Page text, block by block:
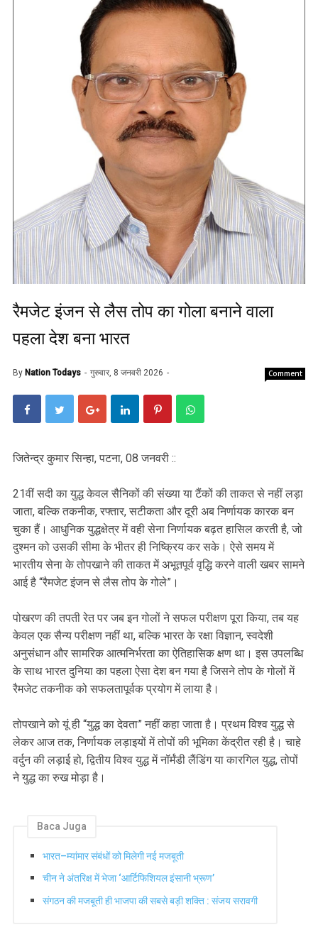
रैमजेट इंजन से लैस तोप का गोला बनाने वाला
पहला देश बना भारत
By Nation Todays गुरुवार, 8 जनवरी 2026 Comment
जितेन्द्र कुमार सिन्हा, पटना, 08 जनवरी ::
21वीं सदी का युद्ध केवल सैनिकों की संख्या या टैंकों की ताकत से नहीं लड़ा
जाता, बल्कि तकनीक, रफ्तार, सटीकता और दूरी अब निर्णायक कारक बन
चुका हैं। आधुनिक युद्धक्षेत्र में वही सेना निर्णायक बढ़त हासिल करती है, जो
दुश्मन को उसकी सीमा के भीतर ही निष्क्रिय कर सके। ऐसे समय में
भारतीय सेना के तोपखाने की ताकत में अभूतपूर्व वृद्धि करने वाली खबर सामने
आई है “रैमजेट इंजन से लैस तोप के गोले”।
पोखरण की तपती रेत पर जब इन गोलों ने सफल परीक्षण पूरा किया, तब यह
केवल एक सैन्य परीक्षण नहीं था, बल्कि भारत के रक्षा विज्ञान, स्वदेशी
अनुसंधान और सामरिक आत्मनिर्भरता का ऐतिहासिक क्षण था। इस उपलब्धि
के साथ भारत दुनिया का पहला ऐसा देश बन गया है जिसने तोप के गोलों में
रैमजेट तकनीक को सफलतापूर्वक प्रयोग में लाया है।
तोपखाने को यूं ही “युद्ध का देवता” नहीं कहा जाता है। प्रथम विश्व युद्ध से
लेकर आज तक, निर्णायक लड़ाइयों में तोपों की भूमिका केंद्रीत रही है। चाहे
वर्दुन की लड़ाई हो, द्वितीय विश्व युद्ध में नॉर्मंडी लैंडिंग या कारगिल युद्ध, तोपों
ने युद्ध का रुख मोड़ा है।
Baca Juga
भारत–म्यांमार संबंधों को मिलेगी नई मजबूती
चीन ने अंतरिक्ष में भेजा ‘आर्टिफिशियल इंसानी भ्रूण’
संगठन की मजबूती ही भाजपा की सबसे बड़ी शक्ति : संजय सरावगी